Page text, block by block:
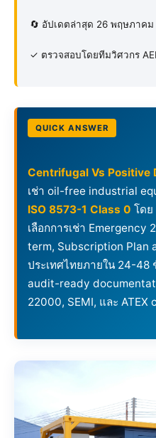
🔄 อัปเดตล่าสุด 26 พฤษภาคม
✓ ตรวจสอบโดยทีมวิศวกร
QUICK ANSWER
Centrifugal Vs Positive
เช่า oil-free industrial
ISO 8573-1 Class 0 โดย
เลือกการเช่า
term, Subscription Plan
ประเทศไทยภายใน 24-48
audit-ready
22000, SEMI, และ ATEX